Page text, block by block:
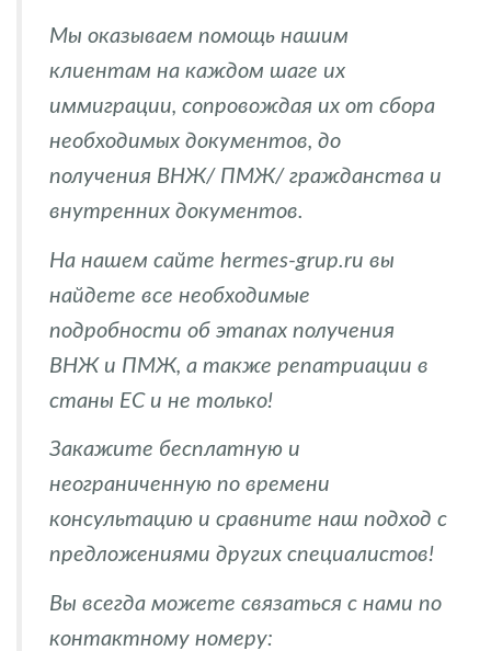
Мы оказываем помощь нашим
клиентам на каждом шаге их
иммиграции, сопровождая их от сбора
необходимых документов, до
получения ВНЖ/ ПМЖ/ гражданства и
внутренних документов.
На нашем сайте hermes-grup.ru вы
найдете все необходимые
подробности об этапах получения
ВНЖ и ПМЖ, а также репатриации в
станы ЕС и не только!
Закажите бесплатную и
неограниченную по времени
консультацию и сравните наш подход с
предложениями других специалистов!
Вы всегда можете связаться с нами по
контактному номеру: